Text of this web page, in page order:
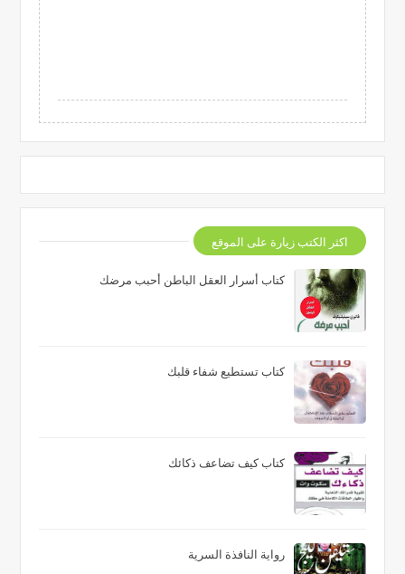
اكثر الكتب زيارة على الموقع
كتاب أسرار العقل الباطن أحبب مرضك
كتاب تستطيع شفاء قلبك
كتاب كيف تضاعف ذكائك
رواية النافذة السرية